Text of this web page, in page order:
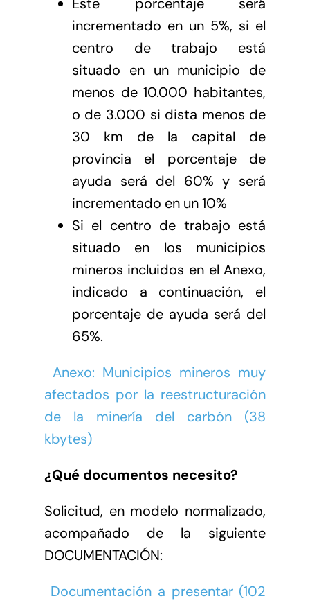
incrementado en un 5%, si el
centro de trabajo está
situado en un municipio de
menos de 10.000 habitantes,
o de 3.000 si dista menos de
30 km de la capital de
provincia el porcentaje de
ayuda será del 60% y será
incrementado en un 10%
Si el centro de trabajo está
situado en los municipios
mineros incluidos en el Anexo,
indicado a continuación, el
porcentaje de ayuda será del
65%.
Anexo: Municipios mineros muy
afectados por la reestructuración
de la minería del carbón (38
kbytes)
¿Qué documentos necesito?
Solicitud, en modelo normalizado,
acompañado de la siguiente
DOCUMENTACIÓN:
Documentación a presentar (102